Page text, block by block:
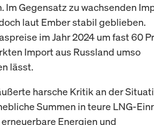
Im Gegensatz zu wachsenden
laut Ember stabil geblieben.
im Jahr 2024 um fast 60
Import aus Russland umso
lässt.
harsche Kritik an der
Summen in teure LNG-
Energien und